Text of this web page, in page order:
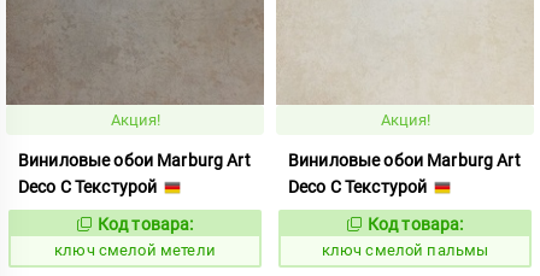
Акция!
Виниловые обои Marburg Art
Deco С Текстурой
Код:
683425
Код товара:
ключ смелой метели
Акция!
Виниловые обои Marburg Art
Deco С Текстурой
Код:
683442
Код товара:
ключ смелой пальмы